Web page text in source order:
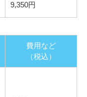
9,350円
費用など
（税込）